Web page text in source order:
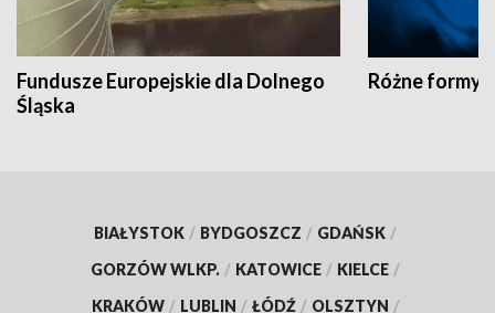
Fundusze Europejskie dla Dolnego
Śląska
Różne formy
BIAŁYSTOK / BYDGOSZCZ / GDAŃSK /
GORZÓW WLKP. / KATOWICE / KIELCE /
KRAKÓW / LUBLIN / ŁÓDŹ / OLSZTYN /